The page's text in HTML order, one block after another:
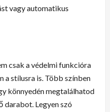
vagy automatikus
csak a védelmi funkcióra
a stílusra is. Több színben
könnyedén megtalálhatod
darabot. Legyen szó